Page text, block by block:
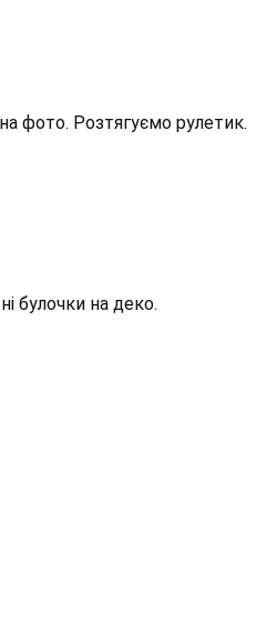
фото. Розтягуємо рулетик.
булочки на деко.